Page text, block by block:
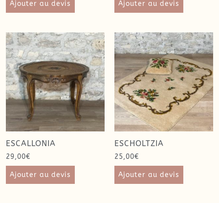
Ajouter au devis Ajouter au devis
ESCALLONIA
29,00€
Ajouter au devis
ESCHOLTZIA
25,00€
Ajouter au devis